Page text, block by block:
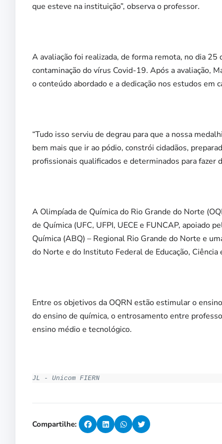
que esteve na instituição”, observa o professor.
A avaliação foi realizada, de forma remota, no dia
contaminação do vírus Covid-19. Após a avaliação,
o conteúdo abordado e a dedicação nos estudos em
“Tudo isso serviu de degrau para que a nossa
bem mais que ir ao pódio, constrói cidadãos,
profissionais qualificados e determinados para fazer
A Olimpíada de Química do Rio Grande do Norte
de Química (UFC, UFPI, UECE e FUNCAP, apoiado
Química (ABQ) – Regional Rio Grande do Norte e
do Norte e do Instituto Federal de Educação,
Entre os objetivos da OQRN estão estimular o
do ensino de química, o entrosamento entre
ensino médio e tecnológico.
JL - Unicom FIERN
Compartilhe: